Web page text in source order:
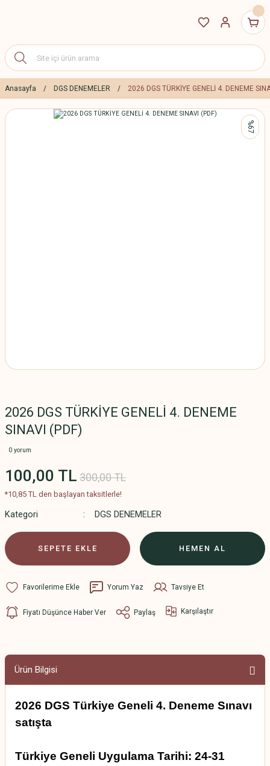
Anasayfa DGS DENEMELER 2026 DGS TÜRKİYE GENELİ 4. DENEME
%67
2026 DGS TÜRKİYE GENELİ 4. DENEME
SINAVI (PDF)
0 yorum
100,00 TL 300,00 TL
*10,85 TL den başlayan taksitlerle!
Kategori DGS DENEMELER
SEPETE EKLE HEMEN AL
Yorum Yaz Tavsiye Et
Fiyatı Düşünce Haber Ver Paylaş Karşılaştır
Ürün Bilgisi
2026 DGS Türkiye Geneli 4. Deneme Sınavı
satışta
Türkiye Geneli Uygulama Tarihi: 24-31